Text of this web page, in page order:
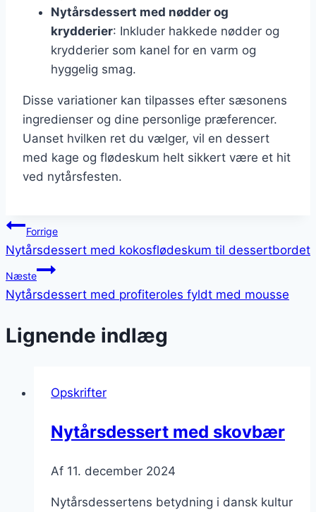
Nytårsdessert med nødder og
krydderier: Inkluder hakkede nødder og
krydderier som kanel for en varm og
hyggelig smag.
Disse variationer kan tilpasses efter sæsonens
ingredienser og dine personlige præferencer.
Uanset hvilken ret du vælger, vil en dessert
med kage og flødeskum helt sikkert være et hit
ved nytårsfesten.
Indlægsnavigation
Forrige
Nytårsdessert med kokosflødeskum til dessertbordet
Næste
Nytårsdessert med profiteroles fyldt med mousse
Lignende indlæg
Opskrifter
Nytårsdessert med skovbær
Af 11. december 2024
Nytårsdessertens betydning i dansk kultur